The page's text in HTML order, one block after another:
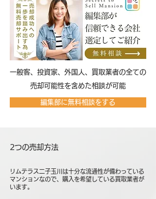
​一般客、投資家、外国人、買取業者の全ての
売却可能性を含めた相談が可能
編集部に無料相談をする
2つの売却方法
リムテラス二子玉川は十分な流通性が備わっている
マンションなので、購入を希望している買取業者が
います。